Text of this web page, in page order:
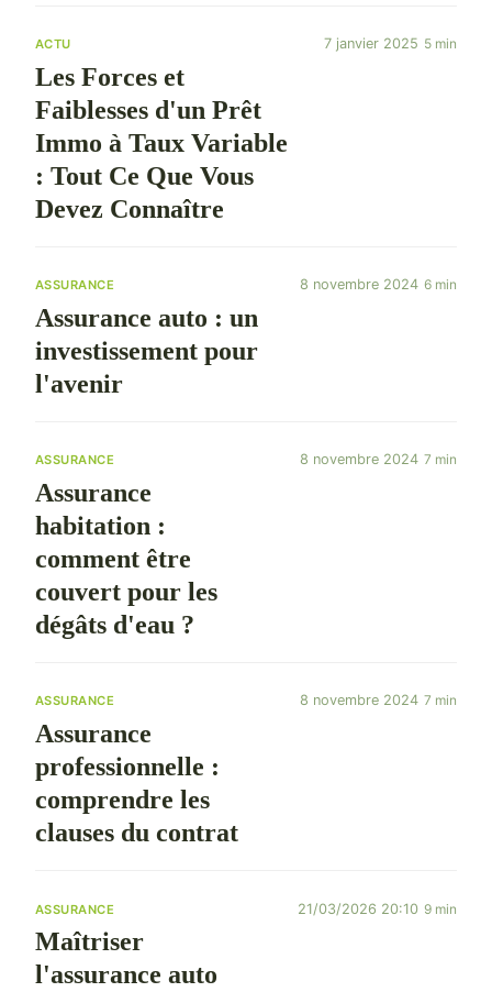
ACTU
Les Forces et
Faiblesses d'un Prêt
Immo à Taux Variable
: Tout Ce Que Vous
Devez Connaître
7 janvier 2025 5 min
ASSURANCE
Assurance auto : un
investissement pour
l'avenir
8 novembre 2024 6 min
ASSURANCE
Assurance
habitation :
comment être
couvert pour les
dégâts d'eau ?
8 novembre 2024 7 min
ASSURANCE
Assurance
professionnelle :
comprendre les
clauses du contrat
8 novembre 2024 7 min
ASSURANCE
Maîtriser
l'assurance auto
21/03/2026 20:10 9 min